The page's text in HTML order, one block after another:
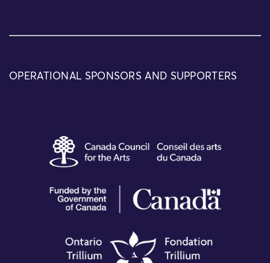
OPERATIONAL SPONSORS AND SUPPORTERS